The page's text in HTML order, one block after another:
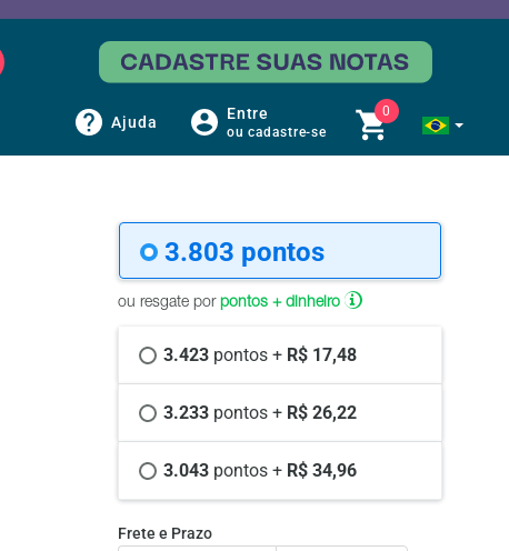
Ajuda Entre
ou cadastre-se
0
3.803 pontos
ou resgate por pontos + dinheiro
3.423 pontos + R$ 17,48
3.233 pontos + R$ 26,22
3.043 pontos + R$ 34,96
Frete e Prazo